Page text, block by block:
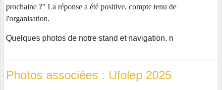
prochaine ?" La réponse a été positive, compte tenu de
l'organisation.
Quelques photos de notre stand et navigation. n
Photos associées : Ufolep 2025